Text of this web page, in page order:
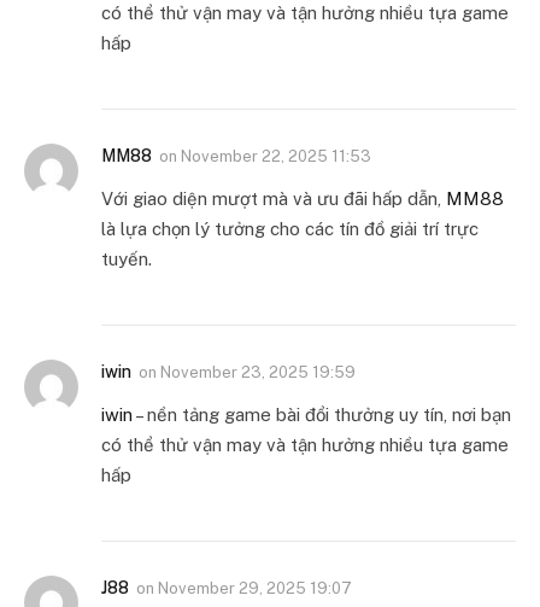
có thể thử vận may và tận hưởng nhiều tựa game
hấp
MM88 on November 22, 2025 11:53
Với giao diện mượt mà và ưu đãi hấp dẫn, MM88
là lựa chọn lý tưởng cho các tín đồ giải trí trực
tuyến.
iwin on November 23, 2025 19:59
iwin – nền tảng game bài đổi thưởng uy tín, nơi bạn
có thể thử vận may và tận hưởng nhiều tựa game
hấp
J88 on November 29, 2025 19:07